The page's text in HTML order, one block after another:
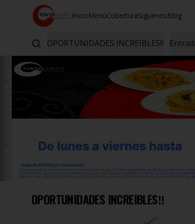
InicioMenúCoberturaSiguenosBlog
OPORTUNIDADES INCREIBLES‼️
OPORTUNIDADES INCREIBLES‼️